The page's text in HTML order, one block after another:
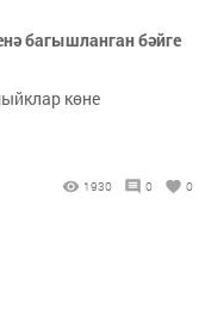
багышланган бәйге
көне
1930 0 0